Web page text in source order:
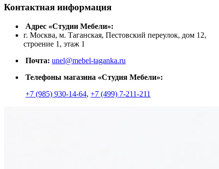
Контактная информация
Адрес «Студии Мебели»:
г. Москва, м. Таганская, Пестовский переулок, дом 12,
строение 1, этаж 1
Почта: unel@mebel-taganka.ru
Телефоны магазина «Студия Мебели»:
+7 (985) 930-14-64, +7 (499) 7-211-211